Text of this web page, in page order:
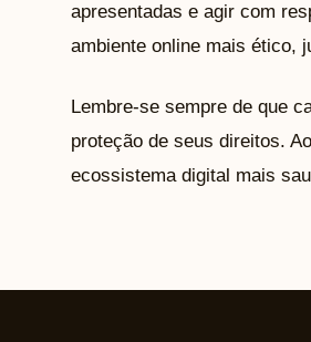
apresentadas e agir com
ambiente online mais ético,
Lembre-se sempre de que
proteção de seus direitos.
ecossistema digital mais